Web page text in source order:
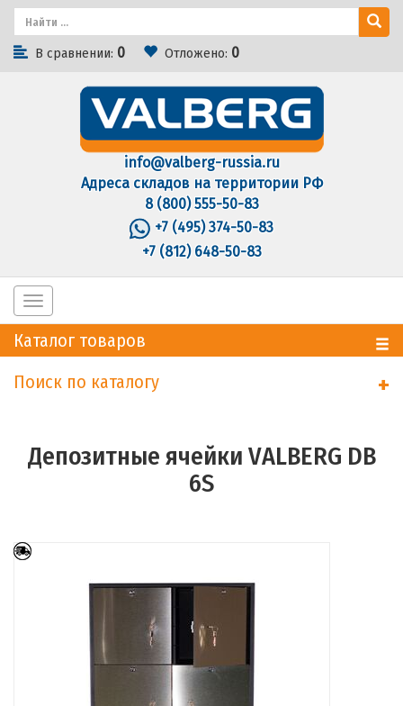
В сравнении: 0 Отложено: 0
info@valberg-russia.ru
Адреса складов на территории РФ
8 (800) 555-50-83
+7 (495) 374-50-83
+7 (812) 648-50-83
Toggle
navigation
Каталог товаров
Поиск по каталогу
+
Депозитные ячейки VALBERG DB
6S